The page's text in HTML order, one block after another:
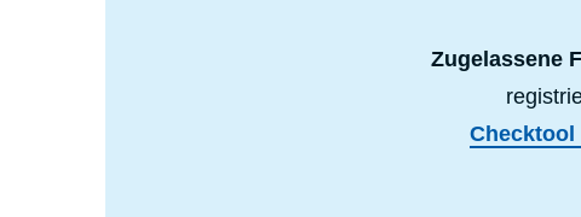
Zugelassene
Checktool